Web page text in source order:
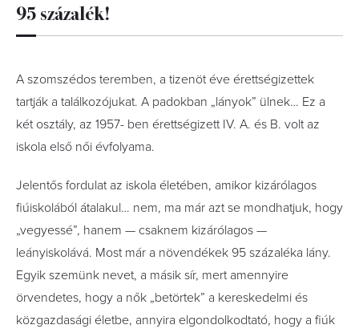
95 százalék!
A szomszédos teremben, a tizenöt éve érettségizettek
tartják a találkozójukat. A padokban „lányok” ülnek… Ez a
két osztály, az 1957- ben érettségizett IV. A. és B. volt az
iskola első női évfolyama.
Jelentős fordulat az iskola életében, amikor kizárólagos
fiúiskolából átalakul… nem, ma már azt se mondhatjuk, hogy
„vegyessé”, hanem — csaknem kizárólagos —
leányiskolává. Most már a növendékek 95 százaléka lány.
Egyik szemünk nevet, a másik sír, mert amennyire
örvendetes, hogy a nők „betörtek” a kereskedelmi és
közgazdasági életbe, annyira elgondolkodtató, hogy a fiúk